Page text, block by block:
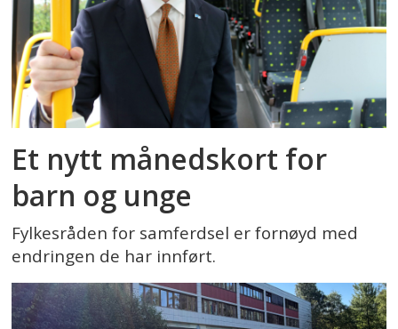
Et nytt månedskort for
barn og unge
Fylkesråden for samferdsel er fornøyd med
endringen de har innført.